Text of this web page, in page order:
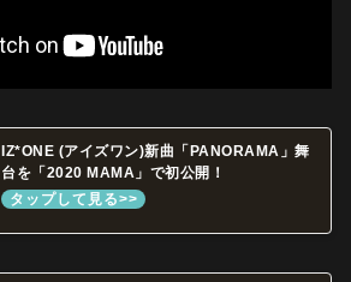
IZ*ONE (アイズワン)新曲「PANORAMA」舞
台を「2020 MAMA」で初公開！